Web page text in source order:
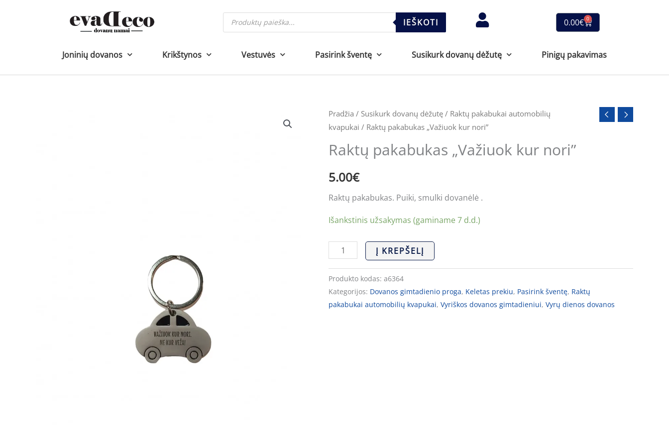
Products
search IEŠKOTI 0.00€ 0
Cart
Joninių dovanos Krikštynos Vestuvės Pasirink šventę Susikurk dovanų dėžutę Pinigų pakavimas
Pradžia / Susikurk dovanų dėžutę / Raktų pakabukai automobilių
kvapukai / Raktų pakabukas „Važiuok kur nori”
Raktų pakabukas „Važiuok kur nori”
5.00€
Raktų pakabukas. Puiki, smulki dovanėlė .
Išankstinis užsakymas (gaminame 7 d.d.)
produkto
kiekis:
Raktų
pakabukas
"Važiuok
kur
nori"
Į KREPŠELĮ
Produkto kodas: a6364
Kategorijos: Dovanos gimtadienio proga, Keletas prekiu, Pasirink šventę, Raktų
pakabukai automobilių kvapukai, Vyriškos dovanos gimtadieniui, Vyrų dienos dovanos